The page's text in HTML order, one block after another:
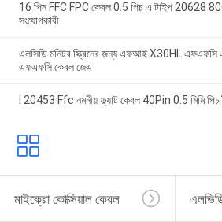
16 পিন FFC FPC কেবল 0.5 পিচ এ টাইপ 20628
সংযোগকারী
এলসিডি মনিটর স্ক্রিনের জন্য এফআই X30HL এফএফসি
এফএফসি কেবল জেএ
I 20453 Ffc নমনীয় ফ্ল্যাট কেবল 40Pin 0.5 মিমি পিচ
মাইক্রো কোক্সিয়াল কেবল